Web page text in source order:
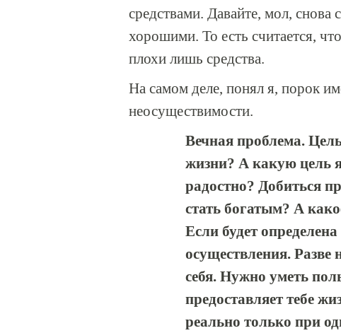
средствами. Давайте, мол, снова
хорошими. То есть считается,
плохи лишь средства.
На самом деле, понял я, порок
неосуществимости.
Вечная проблема.
жизни? А какую цель
радостно? Добиться
стать богатым? А
Если будет
осуществления.
себя. Нужно уметь
предоставляет тебе
реально только при